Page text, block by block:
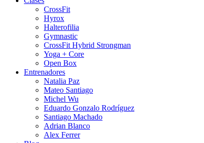
CrossFit
Hyrox
Halterofilia
Gymnastic
CrossFit Hybrid Strongman
Yoga + Core
Open Box
Entrenadores
Natalia Paz
Mateo Santiago
Michel Wu
Eduardo Gonzalo Rodríguez
Santiago Machado
Adrian Blanco
Alex Ferrer